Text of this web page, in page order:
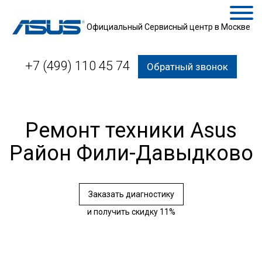
Официальный Сервисный центр в Москве
+7 (499) 110 45 74 Обратный звонок
Ремонт техники Asus
Район Фили-Давыдково
Заказать диагностику
и получить скидку 11%